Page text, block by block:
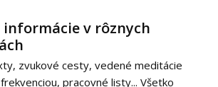
informácie v rôznych
zvukové cesty, vedené meditácie
pracovné listy... Všetko